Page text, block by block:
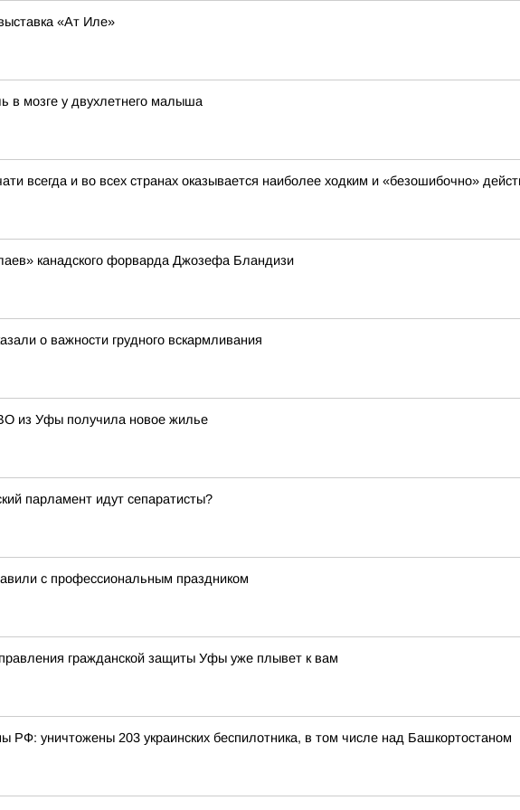
«Ат Иле»
в мозге у двухлетнего малыша
всегда и во всех странах оказывается наиболее ходким и «безошибочно»
канадского форварда Джозефа Бландизи
о важности грудного вскармливания
из Уфы получила новое жилье
парламент идут сепаратисты?
с профессиональным праздником
гражданской защиты Уфы уже плывет к вам
РФ: уничтожены 203 украинских беспилотника, в том числе над Башкортостаном